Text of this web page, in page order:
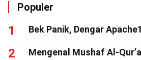
Populer
Bek Panik, Dengar
Mengenal Mushaf Al-